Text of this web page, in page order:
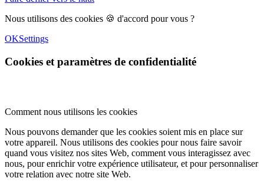
Nous utilisons des cookies 🍪 d'accord pour vous ?
OKSettings
Cookies et paramètres de confidentialité
Comment nous utilisons les cookies
Nous pouvons demander que les cookies soient mis en place sur
votre appareil. Nous utilisons des cookies pour nous faire savoir
quand vous visitez nos sites Web, comment vous interagissez avec
nous, pour enrichir votre expérience utilisateur, et pour personnaliser
votre relation avec notre site Web.